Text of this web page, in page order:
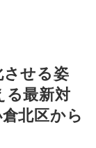
させる姿
る最新対
北区から